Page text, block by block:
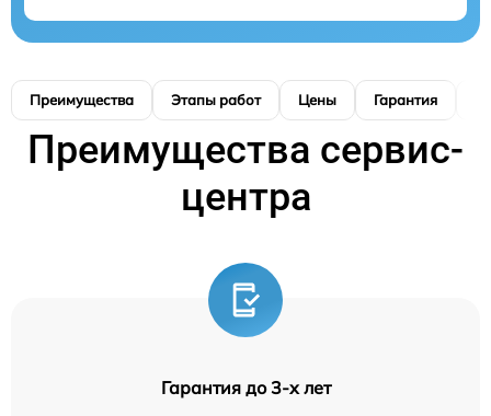
Преимущества Этапы работ Цены Гарантия
Преимущества сервис-
центра
Гарантия до 3-х лет